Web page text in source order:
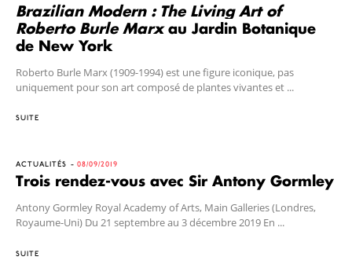
Brazilian Modern : The Living Art of
Roberto Burle Marxau Jardin Botanique
de New York
Roberto Burle Marx (1909-1994) est une figure iconique, pas
uniquement pour son art composé de plantes vivantes et ...
SUITE
ACTUALITÉS 08/09/2019
Trois rendez-vous avec Sir Antony Gormley
Antony Gormley Royal Academy of Arts, Main Galleries (Londres,
Royaume-Uni) Du 21 septembre au 3 décembre 2019 En ...
SUITE